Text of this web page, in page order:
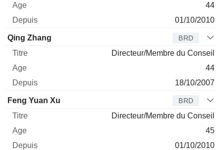
44
01/10/2010
Qing Zhang BRD
Directeur/Membre du Conseil
44
18/10/2007
Feng Yuan Xu BRD
Directeur/Membre du Conseil
45
01/10/2010